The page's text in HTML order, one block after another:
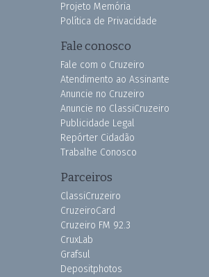
Projeto Memória
Política de Privacidade
Fale conosco
Fale com o Cruzeiro
Atendimento ao Assinante
Anuncie no Cruzeiro
Anuncie no ClassiCruzeiro
Publicidade Legal
Repórter Cidadão
Trabalhe Conosco
Parceiros
ClassiCruzeiro
CruzeiroCard
Cruzeiro FM 92.3
CruxLab
Grafsul
Depositphotos